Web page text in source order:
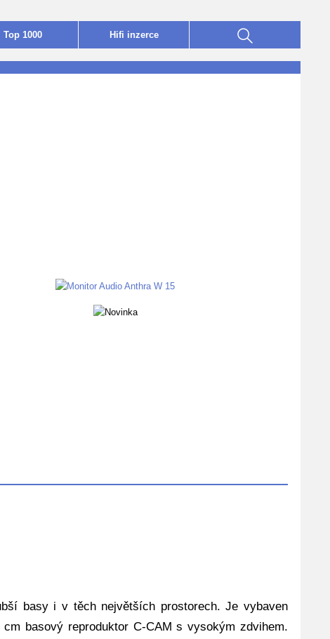
Top 1000 Hifi inzerce
basy i v těch největších prostorech. Je vybaven
basový reproduktor C-CAM s vysokým zdvihem.